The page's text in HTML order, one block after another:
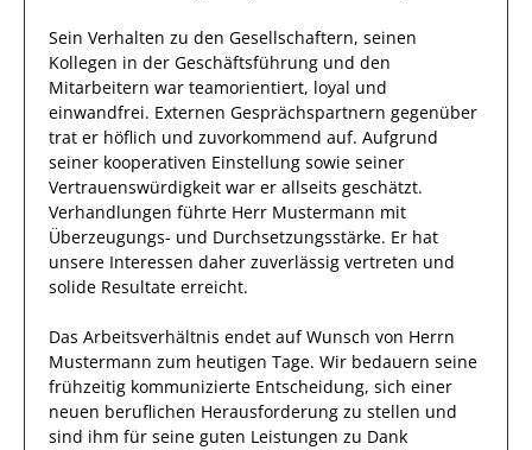
Sein Verhalten zu den Gesellschaftern, seinen
Kollegen in der Geschäftsführung und den
Mitarbeitern war teamorientiert, loyal und
einwandfrei. Externen Gesprächspartnern gegenüber
trat er höflich und zuvorkommend auf. Aufgrund
seiner kooperativen Einstellung sowie seiner
Vertrauenswürdigkeit war er allseits geschätzt.
Verhandlungen führte Herr Mustermann mit
Überzeugungs- und Durchsetzungsstärke. Er hat
unsere Interessen daher zuverlässig vertreten und
solide Resultate erreicht.
Das Arbeitsverhältnis endet auf Wunsch von Herrn
Mustermann zum heutigen Tage. Wir bedauern seine
frühzeitig kommunizierte Entscheidung, sich einer
neuen beruflichen Herausforderung zu stellen und
sind ihm für seine guten Leistungen zu Dank